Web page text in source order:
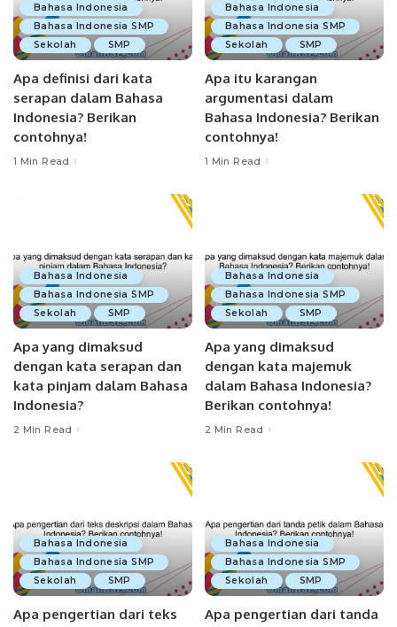
Bahasa Indonesia
Bahasa Indonesia SMP
Sekolah
SMP
Apa definisi dari kata
serapan dalam Bahasa
Indonesia? Berikan
contohnya!
1 Min Read
Bahasa Indonesia
Bahasa Indonesia SMP
Sekolah
SMP
Apa itu karangan
argumentasi dalam
Bahasa Indonesia? Berikan
contohnya!
1 Min Read
Bahasa Indonesia
Bahasa Indonesia SMP
Sekolah
SMP
Apa yang dimaksud
dengan kata serapan dan
kata pinjam dalam Bahasa
Indonesia?
2 Min Read
Bahasa Indonesia
Bahasa Indonesia SMP
Sekolah
SMP
Apa yang dimaksud
dengan kata majemuk
dalam Bahasa Indonesia?
Berikan contohnya!
2 Min Read
Bahasa Indonesia
Bahasa Indonesia SMP
Sekolah
SMP
Apa pengertian dari teks
Bahasa Indonesia
Bahasa Indonesia SMP
Sekolah
SMP
Apa pengertian dari tanda